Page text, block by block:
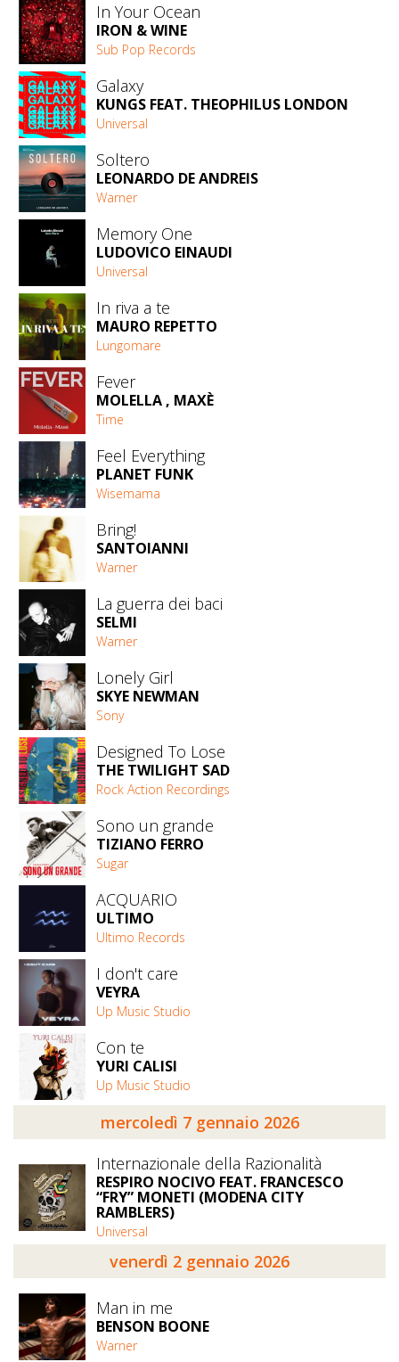
In Your Ocean
IRON & WINE
Sub Pop Records
Galaxy
KUNGS FEAT. THEOPHILUS LONDON
Universal
Soltero
LEONARDO DE ANDREIS
Warner
Memory One
LUDOVICO EINAUDI
Universal
In riva a te
MAURO REPETTO
Lungomare
Fever
MOLELLA , MAXÈ
Time
Feel Everything
PLANET FUNK
Wisemama
Bring!
SANTOIANNI
Warner
La guerra dei baci
SELMI
Warner
Lonely Girl
SKYE NEWMAN
Sony
Designed To Lose
THE TWILIGHT SAD
Rock Action Recordings
Sono un grande
TIZIANO FERRO
Sugar
ACQUARIO
ULTIMO
Ultimo Records
I don't care
VEYRA
Up Music Studio
Con te
YURI CALISI
Up Music Studio
mercoledì 7 gennaio 2026
Internazionale della Razionalità
RESPIRO NOCIVO FEAT. FRANCESCO
“FRY” MONETI (MODENA CITY
RAMBLERS)
Universal
venerdì 2 gennaio 2026
Man in me
BENSON BOONE
Warner